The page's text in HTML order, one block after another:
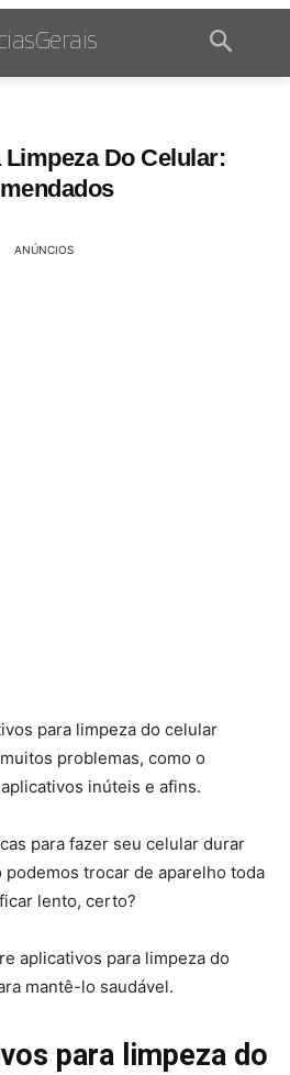
Do Celular:
ANÚNCIOS
para limpeza do celular
problemas, como o
inúteis e afins.
para fazer seu celular durar
podemos trocar de aparelho toda
lento, certo?
aplicativos para limpeza do
mantê-lo saudável.
para limpeza do